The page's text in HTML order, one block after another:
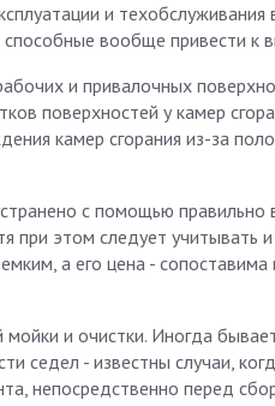
и
вообще привести к
и привалочных
поверхностей у камер
камер сгорания из-за
с помощью правильно
при этом следует учитывать
а его цена -
и очистки. Иногда
седел - известны случаи,
непосредственно перед